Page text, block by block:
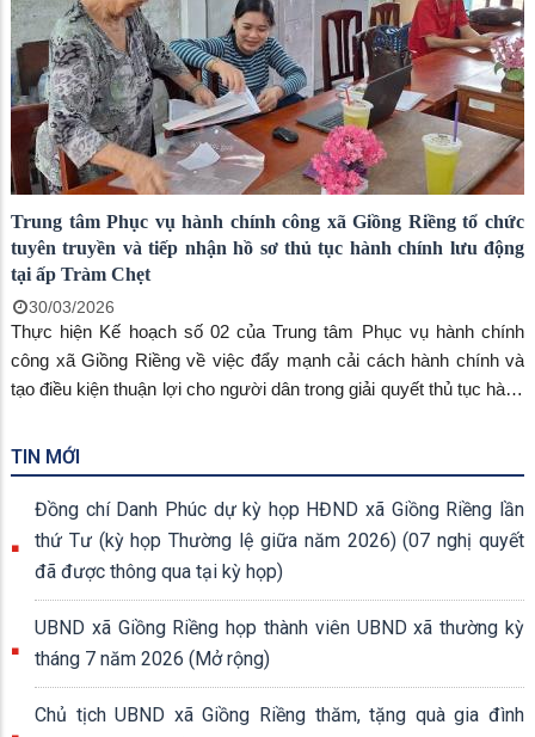
Trung tâm Phục vụ hành chính công xã Giồng Riềng tổ chức
tuyên truyền và tiếp nhận hồ sơ thủ tục hành chính lưu động
tại ấp Tràm Chẹt
30/03/2026
Thực hiện Kế hoạch số 02 của Trung tâm Phục vụ hành chính
công xã Giồng Riềng về việc đẩy mạnh cải cách hành chính và
tạo điều kiện thuận lợi cho người dân trong giải quyết thủ tục hành
hợp với các ngành chuyên môn tổ chức tuyên truyền và tiếp nhận
hồ sơ thủ tục hành chính lưu động tại ấp Tràm Chẹt và các ấp lân
cận.
TIN MỚI
Đồng chí Danh Phúc dự kỳ họp HĐND xã Giồng Riềng lần
thứ Tư (kỳ họp Thường lệ giữa năm 2026) (07 nghị quyết
đã được thông qua tại kỳ họp)
UBND xã Giồng Riềng họp thành viên UBND xã thường kỳ
tháng 7 năm 2026 (Mở rộng)
Chủ tịch UBND xã Giồng Riềng thăm, tặng quà gia đình